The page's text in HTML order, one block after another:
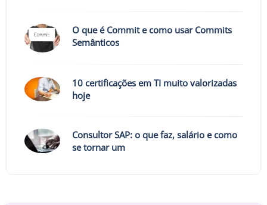
O que é Commit e como usar Commits
Semânticos
10 certificações em TI muito valorizadas
hoje
Consultor SAP: o que faz, salário e como
se tornar um